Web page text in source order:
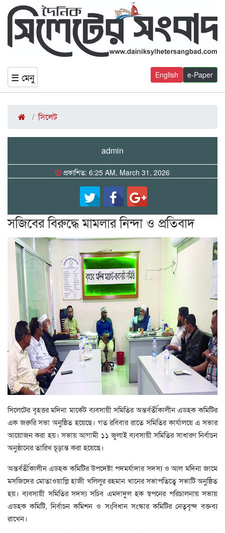
☰ মেনু e-Paper
English
সিলেট
admin
প্রকাশিত: 6:25 AM, March 31, 2026
সজিবের বিরুদ্ধে মামলার নিন্দা ও প্রতিবাদ
সিলেটের বৃহত্তর মদিনা মার্কেট ব্যবসায়ী সমিতির অন্তর্বর্তীকালীন এডহক কমিটির
এক জরুরি সভা অনুষ্ঠিত হয়েছে। গত রবিবার রাতে সমিতির কার্যালয়ে এ সভার
আয়োজন করা হয়। সভায় আগামী ১১ জুলাই ব্যবসায়ী সমিতির সাধারণ নির্বাচন
অনুষ্ঠানের তারিখ চূড়ান্ত করা হয়েছে।
অন্তর্বর্তীকালীন এডহক কমিটির উপদেষ্টা পদমর্যাদার সদস্য ও আল মদিনা জামে
মসজিদের মোতাওয়াল্লি হাজী খলিলুর রহমান খানের সভাপতিত্বে সভাটি অনুষ্ঠিত
হয়। ব্যবসায়ী সমিতির সদস্য সচিব এমদাদুল হক স্বপনের পরিচালনায় সভায়
এডহক কমিটি, নির্বাচন কমিশন ও সংবিধান সংস্কার কমিটির নেতৃবৃন্দ বক্তব্য
রাখেন।